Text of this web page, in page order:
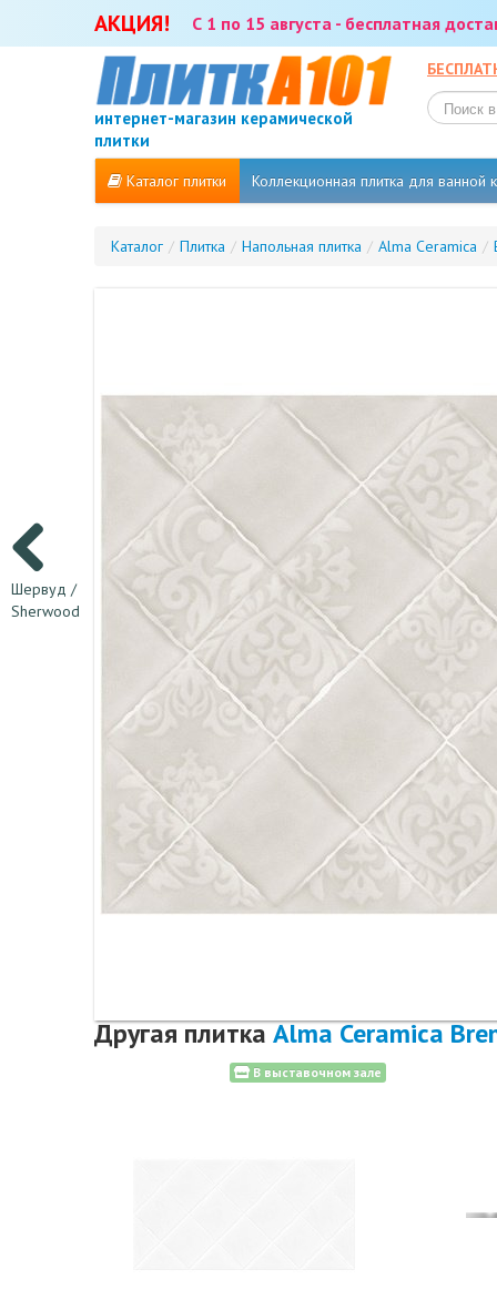
АКЦИЯ! С 1 по 15 августа - бесплатная
интернет-магазин керамической
плитки
Каталог плитки Коллекционная плитка для ванной
Каталог / Плитка / Напольная плитка / Alma Ceramica /
Шервуд /
Sherwood
Другая плиткаAlma Ceramica
В выставочном зале